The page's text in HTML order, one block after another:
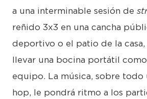
a una interminable sesión de
reñido 3x3 en una cancha
deportivo o el patio de la
llevar una bocina portátil
equipo. La música, sobre todo
hop, le pondrá ritmo a los